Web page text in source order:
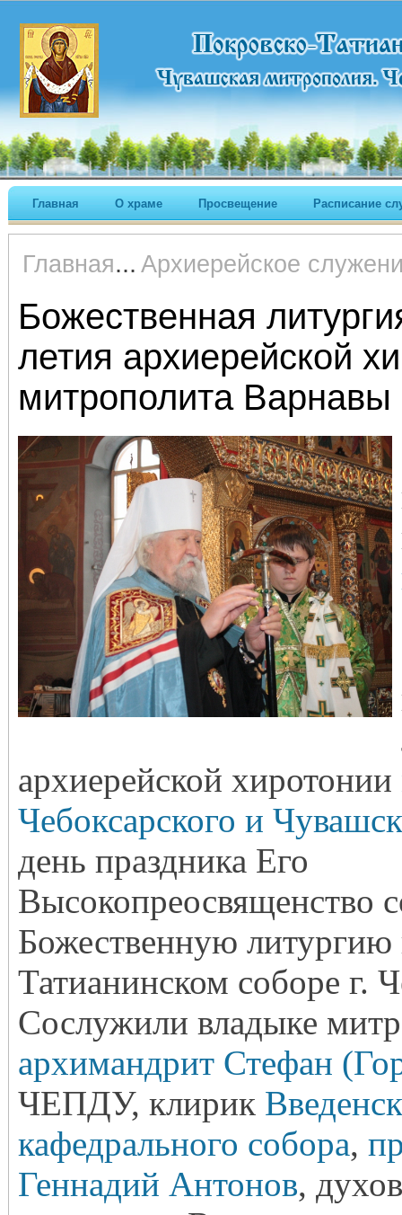
Главная О храме Просвещение Расписание
Главная... Архиерейское
Божественная
летия архиерейской
митрополита Варнавы
архиерейской хиротонии
Чебоксарского и
день праздника Его
Высокопреосвященство
Божественную литургию
Татианинском соборе г.
Сослужили владыке
архимандрит Стефан
ЧЕПДУ, клирик
кафедрального собора,
Геннадий Антонов,